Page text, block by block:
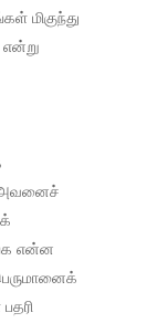
மிகுந்து
அவனைச்
என்ன